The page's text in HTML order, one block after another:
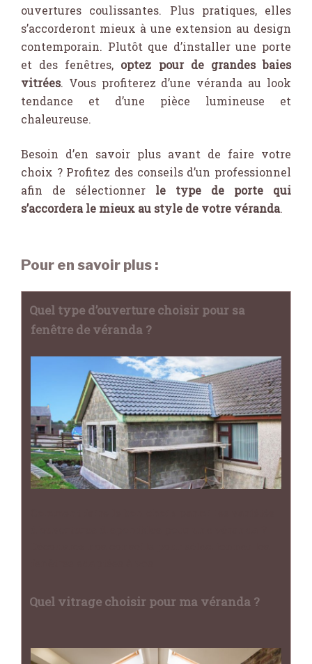
ouvertures coulissantes. Plus pratiques, elles
s’accorderont mieux à une extension au design
contemporain. Plutôt que d’installer une porte
et des fenêtres, optez pour de grandes baies
vitrées. Vous profiterez d’une véranda au look
tendance et d’une pièce lumineuse et
chaleureuse.
Besoin d’en savoir plus avant de faire votre
choix ? Profitez des conseils d’un professionnel
afin de sélectionner le type de porte qui
s’accordera le mieux au style de votre véranda.
Pour en savoir plus :
Quel type d’ouverture choisir pour sa
fenêtre de véranda ?
Quel vitrage choisir pour ma véranda ?